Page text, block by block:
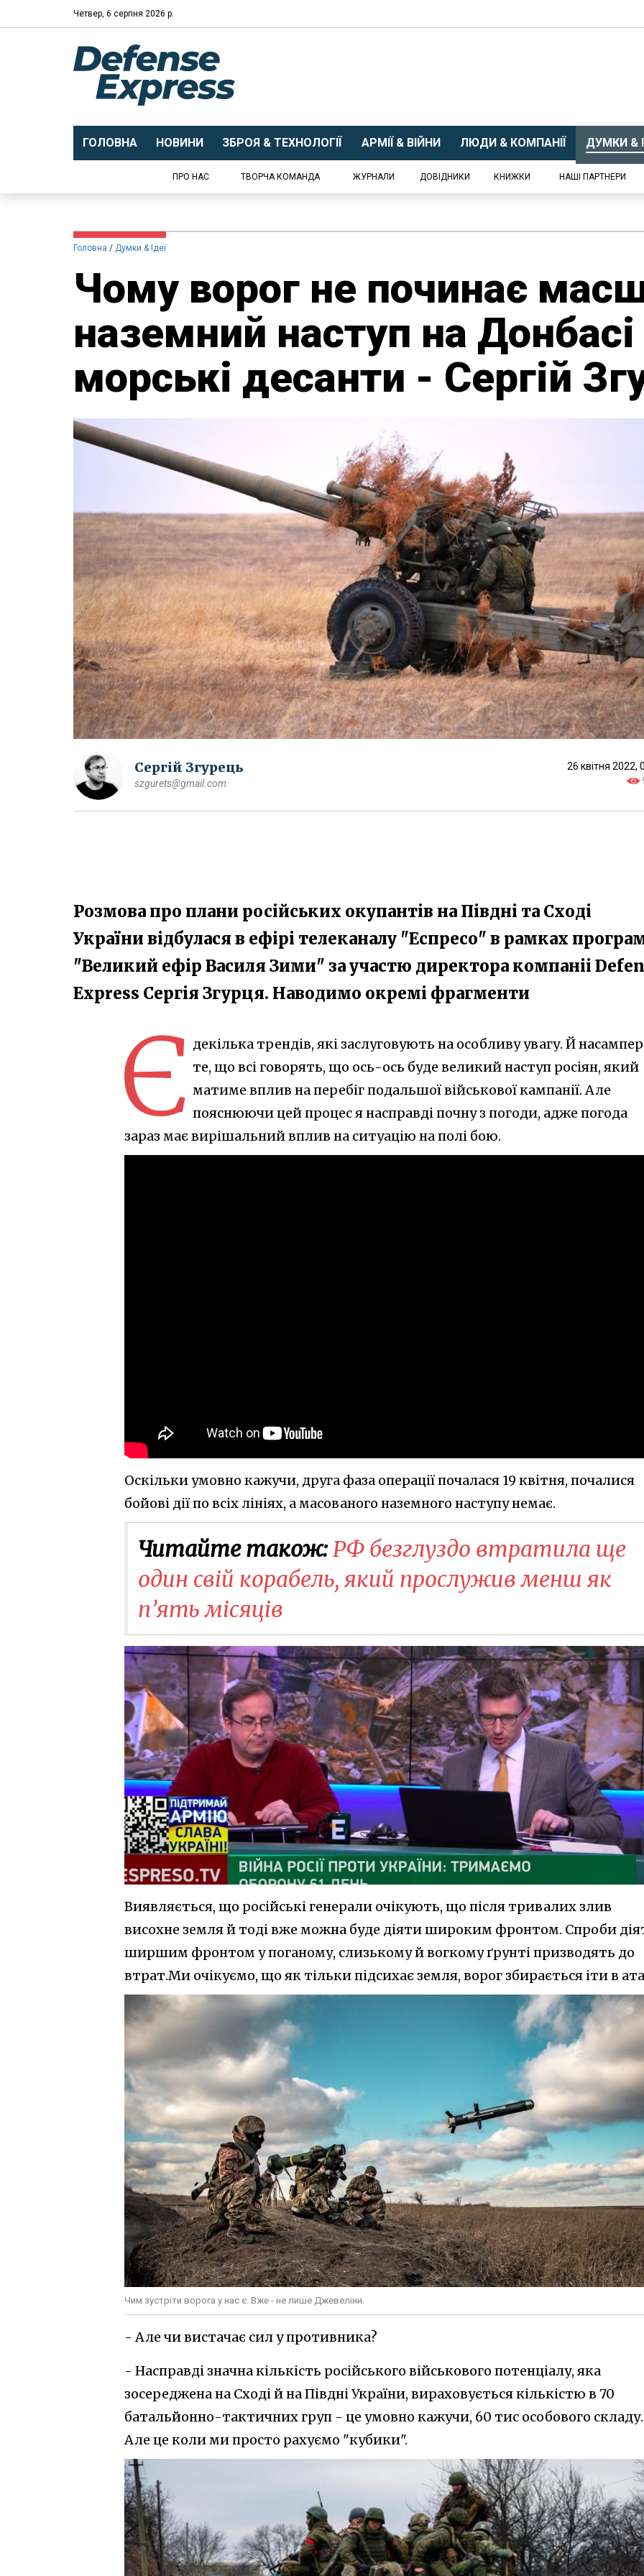
Четвер, 6 серпня 2026 р.
ГОЛОВНА НОВИНИ ЗБРОЯ & ТЕХНОЛОГІЇ АРМІЇ & ВІЙНИ ЛЮДИ & КОМПАНІЇ ДУМКИ &
ПРО НАС ТВОРЧА КОМАНДА ЖУРНАЛИ ДОВІДНИКИ КНИЖКИ НАШІ ПАРТНЕРИ
Головна Думки & Ідеї
Чому ворог не починає
наземний наступ на Донбасі
морські десанти - Сергій
Сергій Згурець
szgurets@gmail.com
26 квітня 2022,
Розмова про плани російських окупантів на Півдні та Сході
України відбулася в ефірі телеканалу "Еспресо" в рамках
"Великий ефір Василя Зими" за участю директора компаніі
Express Сергія Згурця. Наводимо окремі фрагменти
Є декілька трендів, які заслуговують на особливу увагу. Й
те, що всі говорять, що ось-ось буде великий наступ росіян, який
матиме вплив на перебіг подальшої військової кампанії. Але
пояснюючи цей процес я насправді почну з погоди, адже погода
зараз має вирішальний вплив на ситуацію на полі бою.
Оскільки умовно кажучи, друга фаза операції почалася 19 квітня, почалися
бойові дії по всіх лініях, а масованого наземного наступу немає.
Читайте також:РФ безглуздо втратила ще
один свій корабель, який прослужив менш як
п’ять місяців
Виявляється, що російські генерали очікують, що після тривалих злив
висохне земля й тоді вже можна буде діяти широким фронтом. Спроби
ширшим фронтом у поганому, слизькому й вогкому ґрунті призводять до
втрат.Ми очікуємо, що як тільки підсихає земля, ворог збирається іти в
Чим зустріти ворога у нас є. Вже - не лише Джевеліни.
- Але чи вистачає сил у противника?
- Насправді значна кількість російського військового потенціалу, яка
зосереджена на Сході й на Півдні України, вираховується кількістю в 70
батальйонно-тактичних груп - це умовно кажучи, 60 тис особового складу.
Але це коли ми просто рахуємо "кубики".